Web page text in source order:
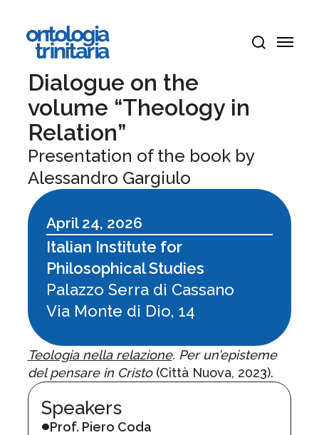
main
content
search
Menu
Dialogue on the
volume “Theology in
Relation”
Presentation of the book by
Alessandro Gargiulo
April 24, 2026
Italian Institute for
Philosophical Studies
Palazzo Serra di Cassano
Via Monte di Dio, 14
Teologia nella relazione. Per un’episteme
del pensare in Cristo(Città Nuova, 2023).
Speakers
Prof. Piero Coda